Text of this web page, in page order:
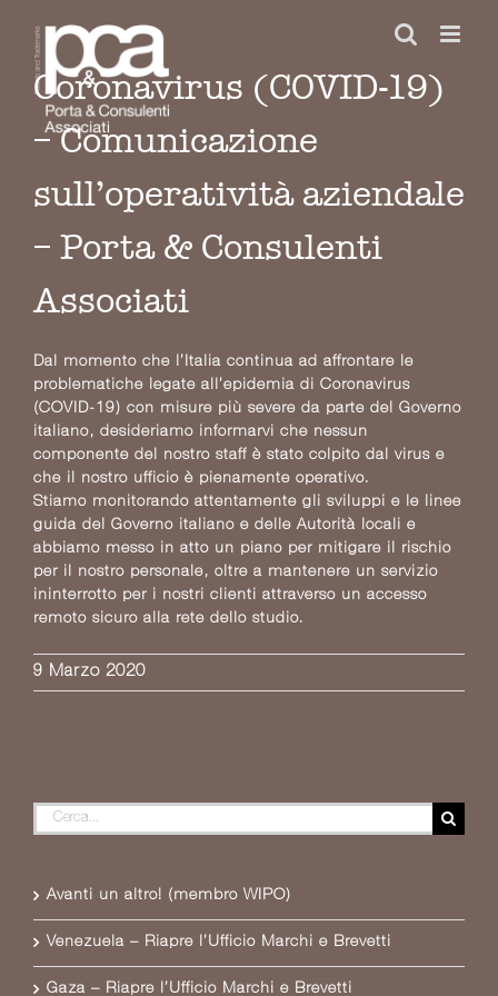
contenuto
Coronavirus (COVID-19)
– Comunicazione
sull’operatività aziendale
– Porta & Consulenti
Associati
Dal momento che l’Italia continua ad affrontare le
problematiche legate all’epidemia di Coronavirus
(COVID-19) con misure più severe da parte del Governo
italiano, desideriamo informarvi che nessun
componente del nostro staff è stato colpito dal virus e
che il nostro ufficio è pienamente operativo.
Stiamo monitorando attentamente gli sviluppi e le linee
guida del Governo italiano e delle Autorità locali e
abbiamo messo in atto un piano per mitigare il rischio
per il nostro personale, oltre a mantenere un servizio
ininterrotto per i nostri clienti attraverso un accesso
remoto sicuro alla rete dello studio.
9 Marzo 2020
Cerca
per:
Avanti un altro! (membro WIPO)
Venezuela – Riapre l’Ufficio Marchi e Brevetti
Gaza – Riapre l’Ufficio Marchi e Brevetti